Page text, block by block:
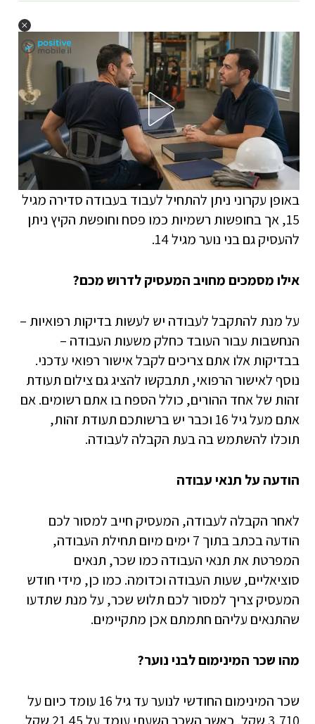
באופן עקרוני ניתן להתחיל לעבוד בעבודה סדירה מגיל
15, אך בחופשות רשמיות כמו פסח וחופשת הקיץ ניתן
להעסיק גם בני נוער מגיל 14.
אילו מסמכים מחויב המעסיק לדרוש מכם?
על מנת להתקבל לעבודה יש לעשות בדיקות רפואיות –
הנחשבות עבור העובד כחלק משעות העבודה –
בבדיקות אלו אתם צריכים לקבל אישור רפואי עדכני.
נוסף לאישור הרפואי, תתבקשו להציג גם צילום תעודת
זהות של אחד ההורים, כולל הספח בו אתם רשומים. אם
אתם מעל גיל 16 וכבר יש ברשותכם תעודת זהות,
תוכלו להשתמש בה בעת הקבלה לעבודה.
הודעה על תנאי עבודה
לאחר הקבלה לעבודה, המעסיק חייב למסור לכם
הודעה בכתב בתוך 7 ימים מיום תחילת העבודה,
המפרטת את תנאי העבודה כמו שכר, תנאים
סוציאליים, שעות העבודה וכדומה. כמו כן, מידי חודש
המעסיק צריך למסור לכם תלוש שכר, על מנת שתדעו
שהתנאים עליהם חתמתם אכן מתקיימים.
מהו שכר המינימום לבני נוער?
שכר המינימום החודשי לנוער עד גיל 16 עומד כיום על